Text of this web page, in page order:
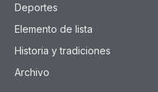
Deportes
Elemento de lista
Historia y tradiciones
Archivo